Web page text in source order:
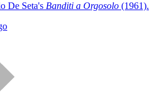
De Seta's Banditi a Orgosolo (1961).